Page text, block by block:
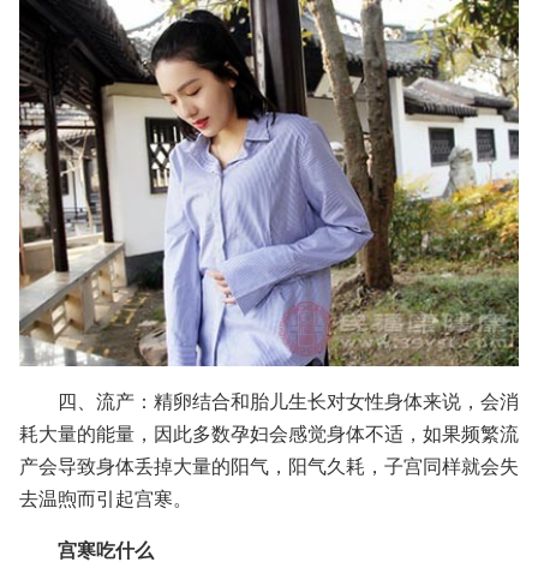
四、流产：精卵结合和胎儿生长对女性身体来说，会消
耗大量的能量，因此多数孕妇会感觉身体不适，如果频繁流
产会导致身体丢掉大量的阳气，阳气久耗，子宫同样就会失
去温煦而引起宫寒。
宫寒吃什么